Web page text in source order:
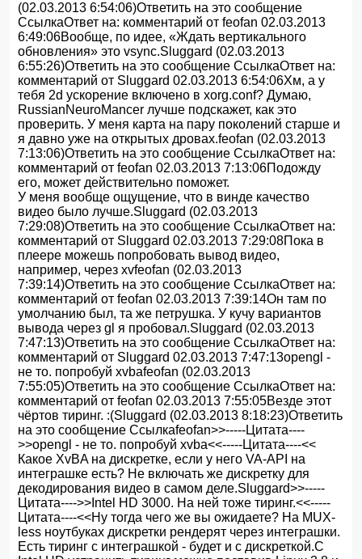
(02.03.2013 6:54:06)Ответить на это сообщение
СсылкаОтвет на: комментарий от feofan 02.03.2013
6:49:06Вообще, по идее, «Ждать вертикального
обновления» это vsync.Sluggard (02.03.2013
6:55:26)Ответить на это сообщение СсылкаОтвет на:
комментарий от Sluggard 02.03.2013 6:54:06Хм, а у
тебя 2d ускорение включено в xorg.conf? Думаю,
RussianNeuroMancer лучше подскажет, как это
проверить. У меня карта на пару поколений старше и
я давно уже на открытых дровах.feofan (02.03.2013
7:13:06)Ответить на это сообщение СсылкаОтвет на:
комментарий от feofan 02.03.2013 7:13:06Подожду
его, может действительно поможет.
У меня вообще ощущение, что в винде качество
видео было лучше.Sluggard (02.03.2013
7:29:08)Ответить на это сообщение СсылкаОтвет на:
комментарий от Sluggard 02.03.2013 7:29:08Пока в
плеере можешь попробовать вывод видео,
например, через xvfeofan (02.03.2013
7:39:14)Ответить на это сообщение СсылкаОтвет на:
комментарий от feofan 02.03.2013 7:39:14Он там по
умолчанию был, та же петрушка. У кучу вариантов
вывода через gl я пробовал.Sluggard (02.03.2013
7:47:13)Ответить на это сообщение СсылкаОтвет на:
комментарий от Sluggard 02.03.2013 7:47:13opengl -
не то. попробуй xvbafeofan (02.03.2013
7:55:05)Ответить на это сообщение СсылкаОтвет на:
комментарий от feofan 02.03.2013 7:55:05Везде этот
чёртов тиринг. :(Sluggard (02.03.2013 8:18:23)Ответить
на это сообщение Ссылкаfeofan>>-----Цитата----
>>opengl - не то. попробуй xvba<<-----Цитата----<<
Какое XvBA на дискретке, если у него VA-API на
интеграшке есть? Не включать же дискретку для
декодирования видео в самом деле.Sluggard>>-----
Цитата---->>Intel HD 3000. На ней тоже тиринг.<<-----
Цитата----<<Ну тогда чего же вы ожидаете? На MUX-
less ноутбуках дискретки рендерят через интеграшки.
Есть тиринг с интеграшкой - будет и с дискреткой.С